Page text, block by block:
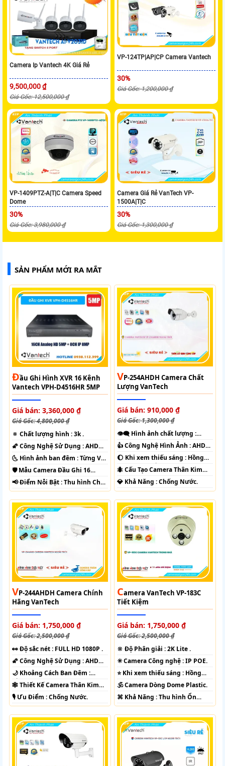
Camera Ip Vantech 4K Giá Rẻ
9,500,000 ₫
Giá Gốc: 12,500,000 ₫
VP-124TP|AP|CP Camera Vantech
30%
Giá Gốc: 1,200,000 ₫
VP-1409PTZ-A|T|C Camera Speed
Dome
30%
Giá Gốc: 3,980,000 ₫
Camera Giá Rẻ VanTech VP-
1500A|T|C
30%
Giá Gốc: 1,300,000 ₫
SẢN PHẨM MỚI RA MẮT
ĐẦu Ghi Hình XVR 16 Kênh
Vantech VPH-D4516HR 5MP
Giá bán: 3,360,000 ₫
Giá Gốc: 4,800,000 ₫
🔅 Chất lượng hình :3k .
🌠 Công Nghệ Sử Dụng :AHD
CVI TVI BCS.
🌜 Hình ảnh ban đêm :Từng Vị
Trí Camera .
🛡 Mẫu CameraĐầu Ghi 16
kênh.
️📢 Điểm Nỗi Bật :Thu hình Chất
Lượng.
VP-254AHDH Camera Chất
Lượng VanTech
Giá bán: 910,000 ₫
Giá Gốc: 1,300,000 ₫
👁️‍🗨 Hình ảnh chất lượng :
FULL HD 1080P .
👍 Công Nghệ Hình Ảnh :AHD
CVI TVI BCS.
🌔 Khi xem thiếu sáng : Hồng
Ngoại 40m Hồng Ngoại Smart
IR.
🐜 Cấu Tạo CameraThân Kim
loại.
️💎 Khả Năng :Chống Nước.
VP-244AHDH Camera Chính
Hãng VanTech
Giá bán: 1,750,000 ₫
Giá Gốc: 2,500,000 ₫
️👀 Độ sắc nét : FULL HD 1080P .
🌠 Công Nghệ Sử Dụng :AHD
CVI TVI BCS.
🌙 Khoảng Cách Ban Đêm :
Hồng Ngoại 70m Led Array.
🕸️ Thiết Kế CameraThân Kim
loại.
️🎙 Ưu Điểm :Chống Nước.
CAmera VanTech VP-183C
Tiết Kiệm
Giá bán: 1,750,000 ₫
Giá Gốc: 2,500,000 ₫
🔆 Độ Phân giải :2K Lite .
✳️ Camera Công nghệ :IP POE.
⭐ Khi xem thiếu sáng : Hồng
Ngoại 30m Led Array.
🕉️ Camera Dòng Dome Plastic.
️⌘ Khả Năng :Thu hình Ổn
Định.